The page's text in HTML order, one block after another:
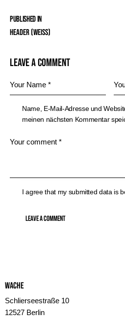
Published in
Header (Weiss)
Leave a comment
Name, E-Mail-Adresse und
meinen nächsten Kommentar
I agree that my submitted data is
Wache
Schlierseestraße 10
12527 Berlin